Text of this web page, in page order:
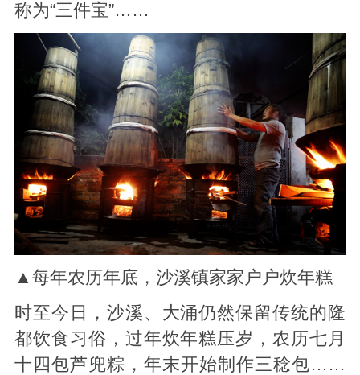
称为“三件宝”……
▲ 每年农历年底，沙溪镇家家户户炊年糕
时至今日，沙溪、大涌仍然保留传统的隆
都饮食习俗，过年炊年糕压岁，农历七月
十四包芦兜粽，年末开始制作三稔包……